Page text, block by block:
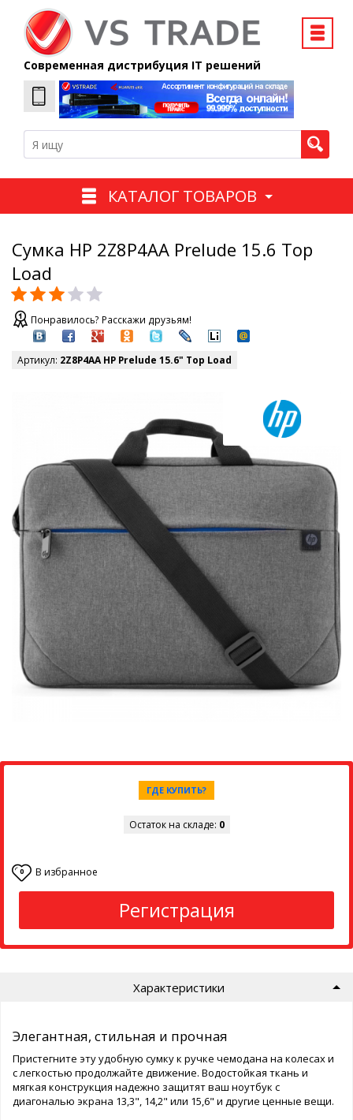
Современная дистрибуция IT решений
КАТАЛОГ ТОВАРОВ
Сумка HP 2Z8P4AA Prelude 15.6 Top
Load
Понравилось? Расскажи друзьям!
Артикул: 2Z8P4AA HP Prelude 15.6" Top Load
ГДЕ КУПИТЬ?
Остаток на складе: 0
0 В избранное
Регистрация
Характеристики
Элегантная, стильная и прочная
Пристегните эту удобную сумку к ручке чемодана на колесах и
с легкостью продолжайте движение. Водостойкая ткань и
мягкая конструкция надежно защитят ваш ноутбук с
диагональю экрана 13,3", 14,2" или 15,6" и другие ценные вещи.